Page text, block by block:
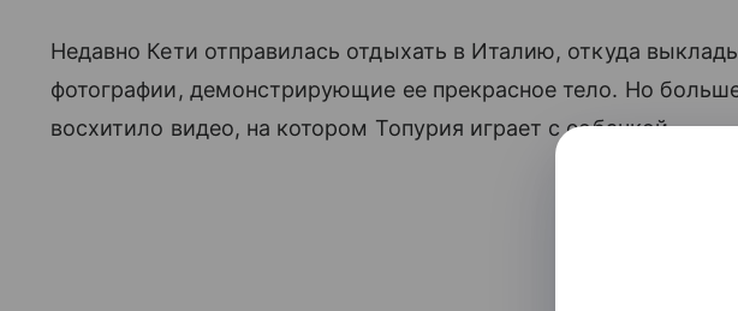
Недавно Кети отправилась отдыхать в Италию, откуда
фотографии, демонстрирующие ее прекрасное тело. Но
восхитило видео, на котором Топурия играет с собачкой.